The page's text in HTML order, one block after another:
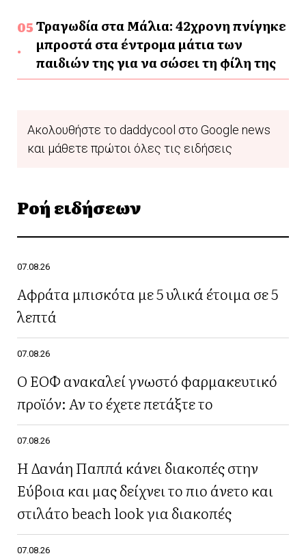
Τραγωδία στα Μάλια: 42χρονη πνίγηκε
μπροστά στα έντρομα μάτια των
παιδιών της για να σώσει τη φίλη της
Ακολουθήστε το daddycool στο Google news
και μάθετε πρώτοι όλες τις ειδήσεις
Ροή ειδήσεων
07.08.26
Αφράτα μπισκότα με 5 υλικά έτοιμα σε 5
λεπτά
07.08.26
Ο ΕΟΦ ανακαλεί γνωστό φαρμακευτικό
προϊόν: Αν το έχετε πετάξτε το
07.08.26
Η Δανάη Παππά κάνει διακοπές στην
Εύβοια και μας δείχνει το πιο άνετο και
στιλάτο beach look για διακοπές
07.08.26